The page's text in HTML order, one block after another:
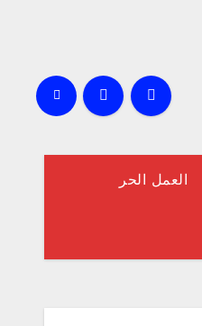
العمل الحر